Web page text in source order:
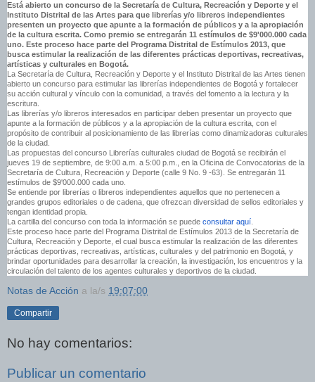
Está abierto un concurso de la Secretaría de Cultura, Recreación y Deporte y el
Instituto Distrital de las Artes para que librerías y/o libreros independientes
presenten un proyecto que apunte a la formación de públicos y a la apropiación
de la cultura escrita. Como premio se entregarán 11 estímulos de $9'000.000 cada
uno. Este proceso hace parte del Programa Distrital de Estímulos 2013, que
busca estimular la realización de las diferentes prácticas deportivas, recreativas,
artísticas y culturales en Bogotá.
La Secretaría de Cultura, Recreación y Deporte y el Instituto Distrital de las Artes tienen
abierto un concurso para estimular las librerías independientes de Bogotá y fortalecer
su acción cultural y vínculo con la comunidad, a través del fomento a la lectura y la
escritura.
Las librerías y/o libreros interesados en participar deben presentar un proyecto que
apunte a la formación de públicos y a la apropiación de la cultura escrita, con el
propósito de contribuir al posicionamiento de las librerías como dinamizadoras culturales
de la ciudad.
Las propuestas del concurso Librerías culturales ciudad de Bogotá se recibirán el
jueves 19 de septiembre, de 9:00 a.m. a 5:00 p.m., en la Oficina de Convocatorias de la
Secretaría de Cultura, Recreación y Deporte (calle 9 No. 9 -63). Se entregarán 11
estímulos de $9'000.000 cada uno.
Se entiende por librerías o libreros independientes aquellos que no pertenecen a
grandes grupos editoriales o de cadena, que ofrezcan diversidad de sellos editoriales y
tengan identidad propia.
La cartilla del concurso con toda la información se puede consultar aquí
Este proceso hace parte del Programa Distrital de Estímulos 2013 de la Secretaría de
Cultura, Recreación y Deporte, el cual busca estimular la realización de las diferentes
prácticas deportivas, recreativas, artísticas, culturales y del patrimonio en Bogotá, y
brindar oportunidades para desarrollar la creación, la investigación, los encuentros y la
circulación del talento de los agentes culturales y deportivos de la ciudad.
Notas de Acción a la/s 19:07:00
Compartir
No hay comentarios:
Publicar un comentario